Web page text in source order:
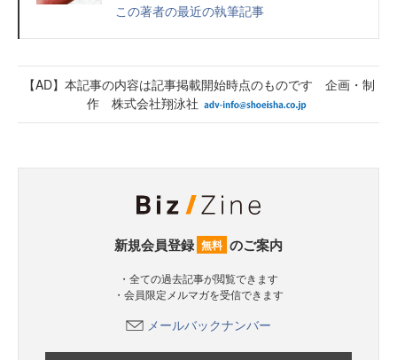
この著者の最近の執筆記事
【AD】本記事の内容は記事掲載開始時点のものです 企画・制
作 株式会社翔泳社
新規会員登録 無料 のご案内
・全ての過去記事が閲覧できます
・会員限定メルマガを受信できます
メールバックナンバー